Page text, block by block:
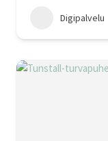
Digipalvelu